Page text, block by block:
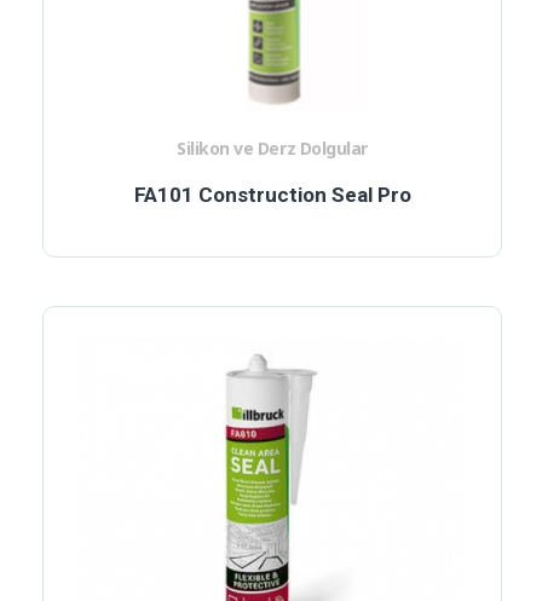
FA101 Construction Seal Pro
Silikon ve Derz Dolgular